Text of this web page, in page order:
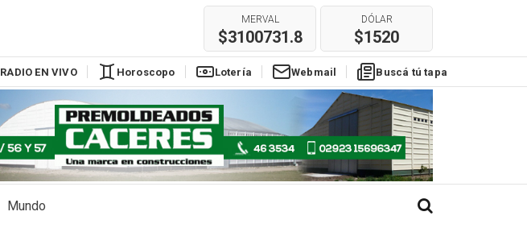
DÓLAR BLUE
$1530
REAL
$304
EURO
$1770
MERVAL
$3100731.8
DÓLAR
$1520
RADIO EN VIVO Horoscopo Lotería Webmail Buscá tú tapa
Mundo